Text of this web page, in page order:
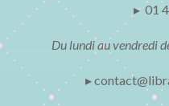
▸ 01
Du lundi au vendredi
▸